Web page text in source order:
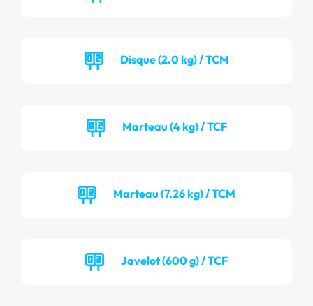
Disque (2.0 kg) / TCM
Marteau (4 kg) / TCF
Marteau (7.26 kg) / TCM
Javelot (600 g) / TCF